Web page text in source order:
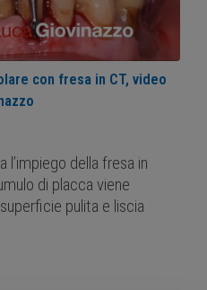
con fresa in CT, video
l’impiego della fresa in
di placca viene
pulita e liscia